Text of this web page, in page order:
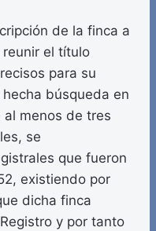
de la finca a
el título
para su
búsqueda en
al menos de tres
se
que fueron
existiendo por
dicha finca
y por tanto